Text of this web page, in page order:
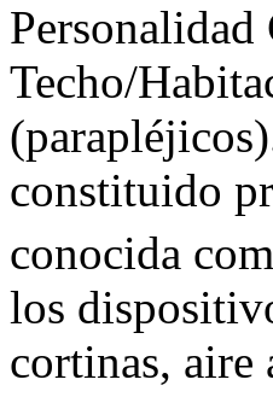
Techo/
constituido
conocida
los
cortinas, aire